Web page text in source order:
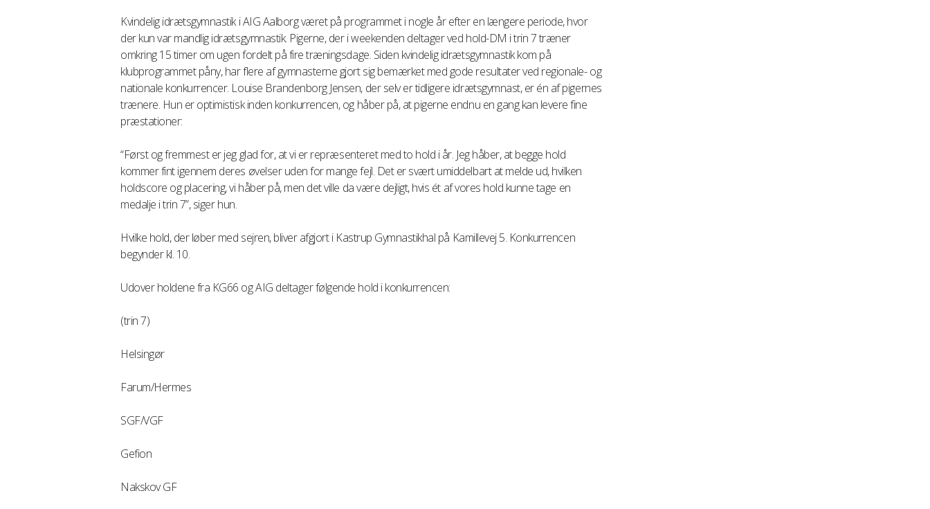
Kvindelig idrætsgymnastik i AIG Aalborg været på programmet i nogle år efter en længere periode, hvor
der kun var mandlig idrætsgymnastik. Pigerne, der i weekenden deltager ved hold-DM i trin 7 træner
omkring 15 timer om ugen fordelt på fire træningsdage. Siden kvindelig idrætsgymnastik kom på
klubprogrammet påny, har flere af gymnasterne gjort sig bemærket med gode resultater ved regionale- og
nationale konkurrencer. Louise Brandenborg Jensen, der selv er tidligere idrætsgymnast, er én af pigernes
trænere. Hun er optimistisk inden konkurrencen, og håber på, at pigerne endnu en gang kan levere fine
præstationer:
“Først og fremmest er jeg glad for, at vi er repræsenteret med to hold i år. Jeg håber, at begge hold
kommer fint igennem deres øvelser uden for mange fejl. Det er svært umiddelbart at melde ud, hvilken
holdscore og placering, vi håber på, men det ville da være dejligt, hvis ét af vores hold kunne tage en
medalje i trin 7”, siger hun.
Hvilke hold, der løber med sejren, bliver afgjort i Kastrup Gymnastikhal på Kamillevej 5. Konkurrencen
begynder kl. 10.
Udover holdene fra KG66 og AIG deltager følgende hold i konkurrencen:
(trin 7)
Helsingør
Farum/Hermes
SGF/VGF
Gefion
Nakskov GF